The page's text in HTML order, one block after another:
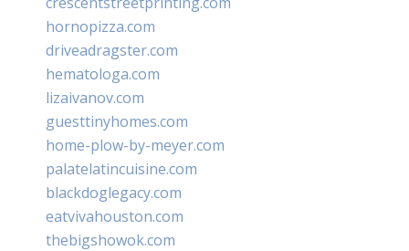
hornopizza.com
driveadragster.com
hematologa.com
lizaivanov.com
guesttinyhomes.com
home-plow-by-meyer.com
palatelatincuisine.com
blackdoglegacy.com
eatvivahouston.com
thebigshowok.com